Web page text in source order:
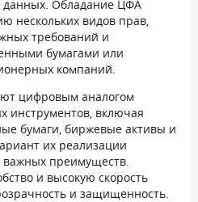
данных. Обладание ЦФА
нескольких видов прав,
требований и
бумагами или
компаний.
цифровым аналогом
инструментов, включая
бумаги, биржевые активы и
их реализации
важных преимуществ.
и высокую скорость
и защищенность.